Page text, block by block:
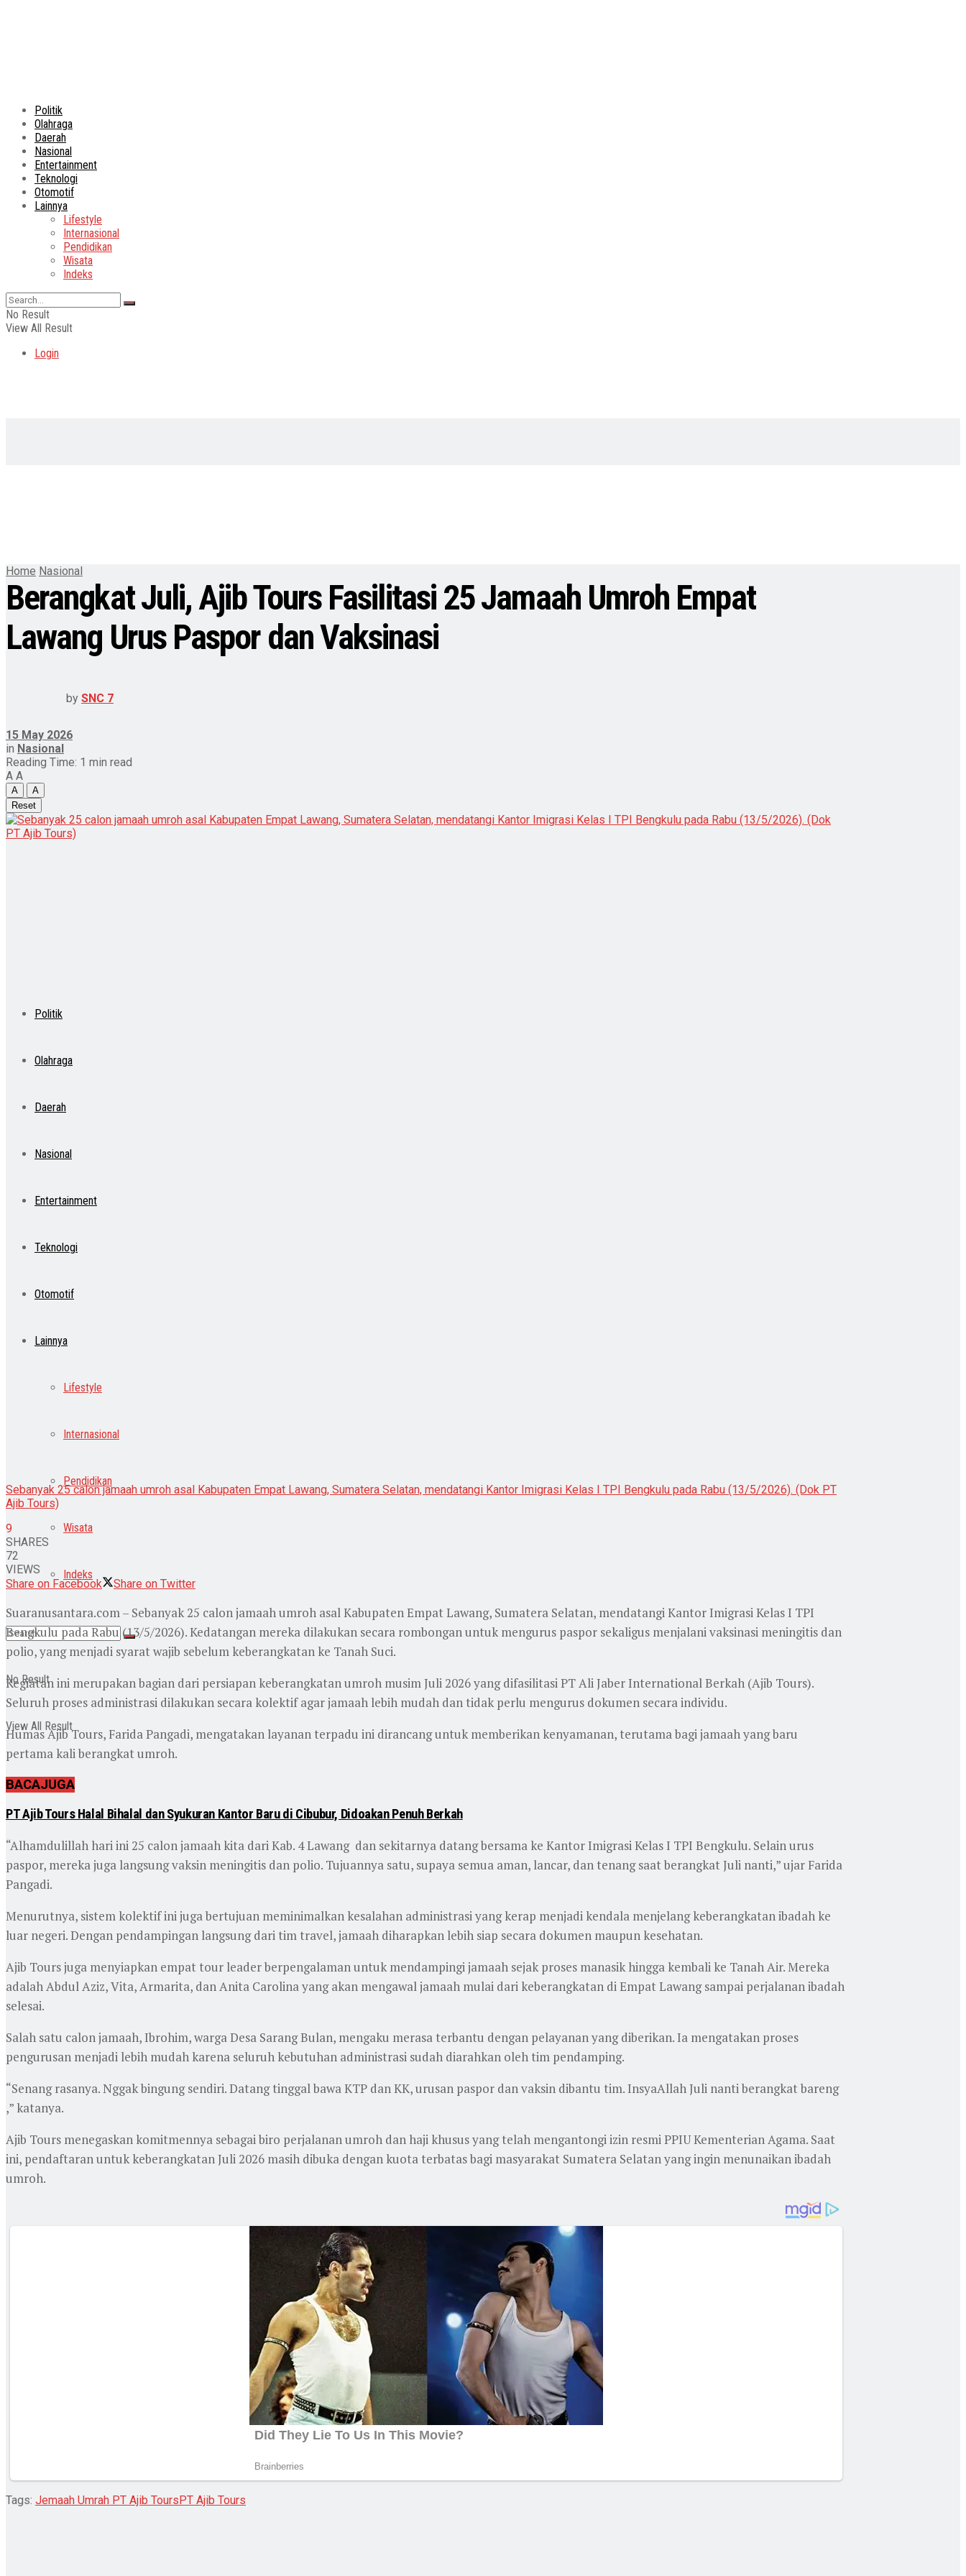
Politik
Olahraga
Daerah
Nasional
Entertainment
Teknologi
Otomotif
Lainnya
Lifestyle
Internasional
Pendidikan
Wisata
Indeks
No Result
View All Result
Login
Politik
Olahraga
Daerah
Nasional
Entertainment
Teknologi
Otomotif
Lainnya
Lifestyle
Internasional
Pendidikan
Wisata
Indeks
No Result
View All Result
Login
Home Nasional
Berangkat Juli, Ajib Tours Fasilitasi 25 Jamaah Umroh Empat
Lawang Urus Paspor dan Vaksinasi
by SNC 7
15 May 2026
in Nasional
Reading Time: 1 min read
A A
A
A
Reset
Sebanyak 25 calon jamaah umroh asal Kabupaten Empat Lawang, Sumatera Selatan, mendatangi Kantor Imigrasi Kelas I TPI Bengkulu pada Rabu (13/5/2026). (Dok PT
Ajib Tours)
9
SHARES
72
VIEWS
Share on Facebook
Share on Twitter
Suaranusantara.com – Sebanyak 25 calon jamaah umroh asal Kabupaten Empat Lawang, Sumatera Selatan, mendatangi Kantor Imigrasi Kelas I TPI
Bengkulu pada Rabu (13/5/2026). Kedatangan mereka dilakukan secara rombongan untuk mengurus paspor sekaligus menjalani vaksinasi meningitis dan
polio, yang menjadi syarat wajib sebelum keberangkatan ke Tanah Suci.
Kegiatan ini merupakan bagian dari persiapan keberangkatan umroh musim Juli 2026 yang difasilitasi PT Ali Jaber International Berkah (Ajib Tours).
Seluruh proses administrasi dilakukan secara kolektif agar jamaah lebih mudah dan tidak perlu mengurus dokumen secara individu.
Humas Ajib Tours, Farida Pangadi, mengatakan layanan terpadu ini dirancang untuk memberikan kenyamanan, terutama bagi jamaah yang baru
pertama kali berangkat umroh.
BACAJUGA
PT Ajib Tours Halal Bihalal dan Syukuran Kantor Baru di Cibubur, Didoakan Penuh Berkah
“Alhamdulillah hari ini 25 calon jamaah kita dari Kab. 4 Lawang dan sekitarnya datang bersama ke Kantor Imigrasi Kelas I TPI Bengkulu. Selain urus
paspor, mereka juga langsung vaksin meningitis dan polio. Tujuannya satu, supaya semua aman, lancar, dan tenang saat berangkat Juli nanti,” ujar Farida
Pangadi.
Menurutnya, sistem kolektif ini juga bertujuan meminimalkan kesalahan administrasi yang kerap menjadi kendala menjelang keberangkatan ibadah ke
luar negeri. Dengan pendampingan langsung dari tim travel, jamaah diharapkan lebih siap secara dokumen maupun kesehatan.
Ajib Tours juga menyiapkan empat tour leader berpengalaman untuk mendampingi jamaah sejak proses manasik hingga kembali ke Tanah Air. Mereka
adalah Abdul Aziz, Vita, Armarita, dan Anita Carolina yang akan mengawal jamaah mulai dari keberangkatan di Empat Lawang sampai perjalanan ibadah
selesai.
Salah satu calon jamaah, Ibrohim, warga Desa Sarang Bulan, mengaku merasa terbantu dengan pelayanan yang diberikan. Ia mengatakan proses
pengurusan menjadi lebih mudah karena seluruh kebutuhan administrasi sudah diarahkan oleh tim pendamping.
“Senang rasanya. Nggak bingung sendiri. Datang tinggal bawa KTP dan KK, urusan paspor dan vaksin dibantu tim. InsyaAllah Juli nanti berangkat bareng
,” katanya.
Ajib Tours menegaskan komitmennya sebagai biro perjalanan umroh dan haji khusus yang telah mengantongi izin resmi PPIU Kementerian Agama. Saat
ini, pendaftaran untuk keberangkatan Juli 2026 masih dibuka dengan kuota terbatas bagi masyarakat Sumatera Selatan yang ingin menunaikan ibadah
umroh.
Tags: Jemaah Umrah PT Ajib ToursPT Ajib Tours